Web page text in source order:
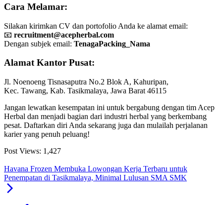
Cara Melamar:
Silakan kirimkan CV dan portofolio Anda ke alamat email:
📧 recruitment@acepherbal.com
Dengan subjek email: TenagaPacking_Nama
Alamat Kantor Pusat:
Jl. Noenoeng Tisnasaputra No.2 Blok A, Kahuripan,
Kec. Tawang, Kab. Tasikmalaya, Jawa Barat 46115
Jangan lewatkan kesempatan ini untuk bergabung dengan tim Acep
Herbal dan menjadi bagian dari industri herbal yang berkembang
pesat. Daftarkan diri Anda sekarang juga dan mulailah perjalanan
karier yang penuh peluang!
Post Views: 1,427
Havana Frozen Membuka Lowongan Kerja Terbaru untuk
Penempatan di Tasikmalaya, Minimal Lulusan SMA SMK